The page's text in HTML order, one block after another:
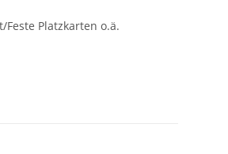
Platzkarten o.ä.